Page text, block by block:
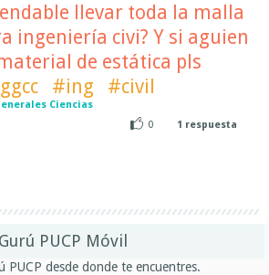
llevar toda la malla
ingeniería civi? Y si aguien
de estática pls
#ing #civil
Ciencias
0
1 respuesta
Gurú PUCP Móvil
PUCP desde donde te encuentres.